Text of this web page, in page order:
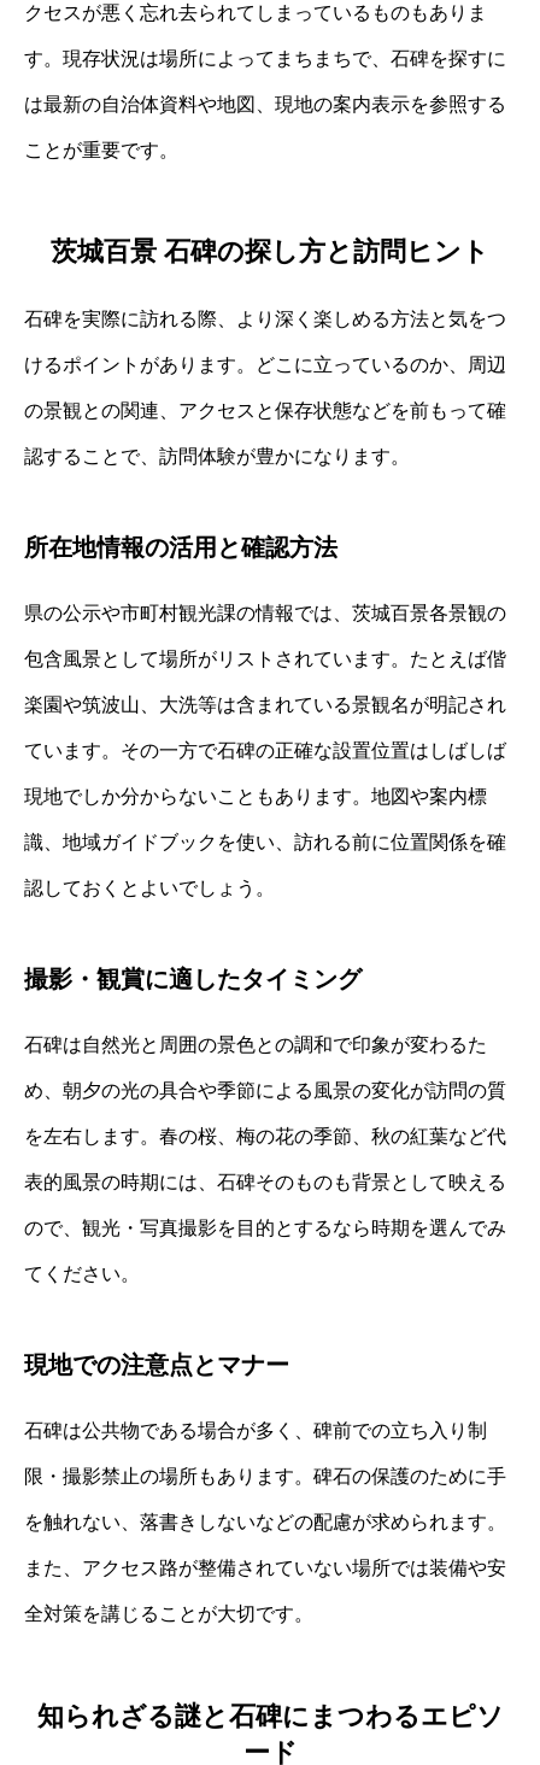
クセスが悪く忘れ去られてしまっているものもありま
す。現存状況は場所によってまちまちで、石碑を探すに
は最新の自治体資料や地図、現地の案内表示を参照する
ことが重要です。
茨城百景 石碑の探し方と訪問ヒント
石碑を実際に訪れる際、より深く楽しめる方法と気をつ
けるポイントがあります。どこに立っているのか、周辺
の景観との関連、アクセスと保存状態などを前もって確
認することで、訪問体験が豊かになります。
所在地情報の活用と確認方法
県の公示や市町村観光課の情報では、茨城百景各景観の
包含風景として場所がリストされています。たとえば偕
楽園や筑波山、大洗等は含まれている景観名が明記され
ています。その一方で石碑の正確な設置位置はしばしば
現地でしか分からないこともあります。地図や案内標
識、地域ガイドブックを使い、訪れる前に位置関係を確
認しておくとよいでしょう。
撮影・観賞に適したタイミング
石碑は自然光と周囲の景色との調和で印象が変わるた
め、朝夕の光の具合や季節による風景の変化が訪問の質
を左右します。春の桜、梅の花の季節、秋の紅葉など代
表的風景の時期には、石碑そのものも背景として映える
ので、観光・写真撮影を目的とするなら時期を選んでみ
てください。
現地での注意点とマナー
石碑は公共物である場合が多く、碑前での立ち入り制
限・撮影禁止の場所もあります。碑石の保護のために手
を触れない、落書きしないなどの配慮が求められます。
また、アクセス路が整備されていない場所では装備や安
全対策を講じることが大切です。
知られざる謎と石碑にまつわるエピソ
ード